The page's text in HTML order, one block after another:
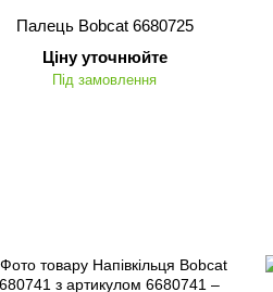
Палець Bobcat 6680725
Ціну уточнюйте
Під замовлення